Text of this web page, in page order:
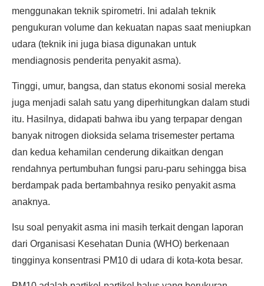
menggunakan teknik spirometri. Ini adalah teknik
pengukuran volume dan kekuatan napas saat meniupkan
udara (teknik ini juga biasa digunakan untuk
mendiagnosis penderita penyakit asma).
Tinggi, umur, bangsa, dan status ekonomi sosial mereka
juga menjadi salah satu yang diperhitungkan dalam studi
itu. Hasilnya, didapati bahwa ibu yang terpapar dengan
banyak nitrogen dioksida selama trisemester pertama
dan kedua kehamilan cenderung dikaitkan dengan
rendahnya pertumbuhan fungsi paru-paru sehingga bisa
berdampak pada bertambahnya resiko penyakit asma
anaknya.
Isu soal penyakit asma ini masih terkait dengan laporan
dari Organisasi Kesehatan Dunia (WHO) berkenaan
tingginya konsentrasi PM10 di udara di kota-kota besar.